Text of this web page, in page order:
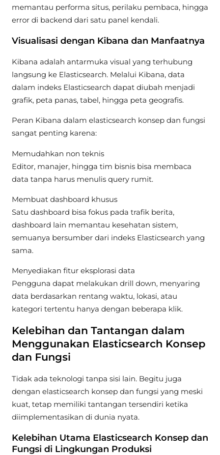
memantau performa situs, perilaku pembaca, hingga
error di backend dari satu panel kendali.
Visualisasi dengan Kibana dan Manfaatnya
Kibana adalah antarmuka visual yang terhubung
langsung ke Elasticsearch. Melalui Kibana, data
dalam indeks Elasticsearch dapat diubah menjadi
grafik, peta panas, tabel, hingga peta geografis.
Peran Kibana dalam elasticsearch konsep dan fungsi
sangat penting karena:
Memudahkan non teknis
Editor, manajer, hingga tim bisnis bisa membaca
data tanpa harus menulis query rumit.
Membuat dashboard khusus
Satu dashboard bisa fokus pada trafik berita,
dashboard lain memantau kesehatan sistem,
semuanya bersumber dari indeks Elasticsearch yang
sama.
Menyediakan fitur eksplorasi data
Pengguna dapat melakukan drill down, menyaring
data berdasarkan rentang waktu, lokasi, atau
kategori tertentu hanya dengan beberapa klik.
Kelebihan dan Tantangan dalam
Menggunakan Elasticsearch Konsep
dan Fungsi
Tidak ada teknologi tanpa sisi lain. Begitu juga
dengan elasticsearch konsep dan fungsi yang meski
kuat, tetap memiliki tantangan tersendiri ketika
diimplementasikan di dunia nyata.
Kelebihan Utama Elasticsearch Konsep dan
Fungsi di Lingkungan Produksi